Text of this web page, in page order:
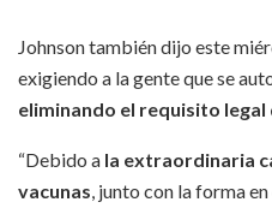
Johnson también dijo este
exigiendo a la gente que se
eliminando el requisito legal
“Debido a la extraordinaria
vacunas , junto con la forma